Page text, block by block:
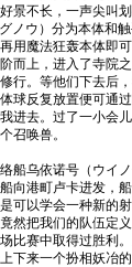
景不长，一声尖叫
ノウ）分为本体和
用魔法狂轰本体即可
上，进入了寺院之
行。等他们下去后
球反复放置便可通
进去。过了一小会
召唤兽。
乌依诺号（ウイノ
港町卢卡进发，船
可以学会一种新的
然把我们的队伍定
比赛中取得过胜利
下来一个扮相妖冶